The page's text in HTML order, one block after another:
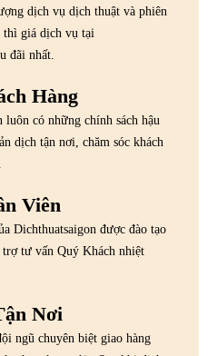
dịch vụ dịch thuật và phiên
thì giá dịch vụ tại
đãi nhất.
Hàng
luôn có những chính sách hậu
dịch tận nơi, chăm sóc khách
Viên
Dichthuatsaigon được đào tạo
tư vấn Quý Khách nhiệt
Nơi
ngũ chuyên biệt giao hàng